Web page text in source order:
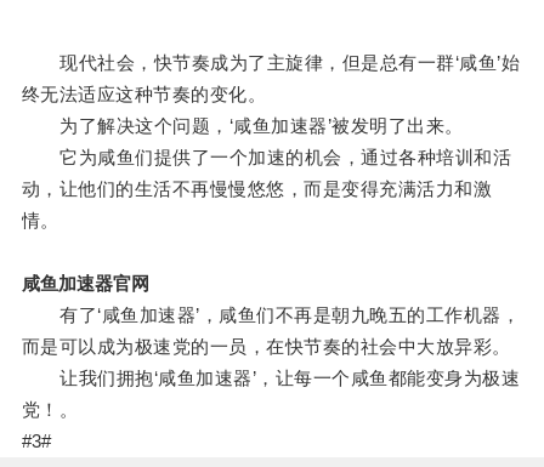
现代社会，快节奏成为了主旋律，但是总有一群‘咸鱼’始
终无法适应这种节奏的变化。
为了解决这个问题，‘咸鱼加速器’被发明了出来。
它为咸鱼们提供了一个加速的机会，通过各种培训和活
动，让他们的生活不再慢慢悠悠，而是变得充满活力和激
情。
咸鱼加速器官网
有了‘咸鱼加速器’，咸鱼们不再是朝九晚五的工作机器，
而是可以成为极速党的一员，在快节奏的社会中大放异彩。
让我们拥抱‘咸鱼加速器’，让每一个咸鱼都能变身为极速
党！。
#3#